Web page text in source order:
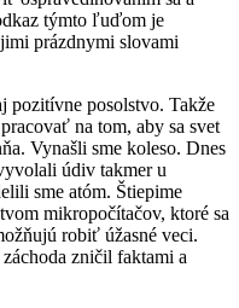
týmto ľuďom je
prázdnymi slovami
pozitívne posolstvo. Takže
na tom, aby sa svet
Vynašli sme koleso. Dnes
údiv takmer u
sme atóm. Štiepime
mikropočítačov, ktoré sa
robiť úžasné veci.
zničil faktami a